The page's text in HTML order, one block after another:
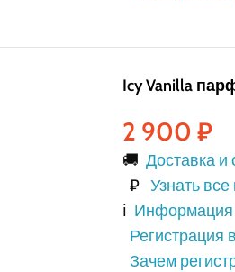
Icy Vanilla
2 900 ₽
🚚 Доставка и
₽ Узнать
ℹ️ Информация
Регистрация
Зачем